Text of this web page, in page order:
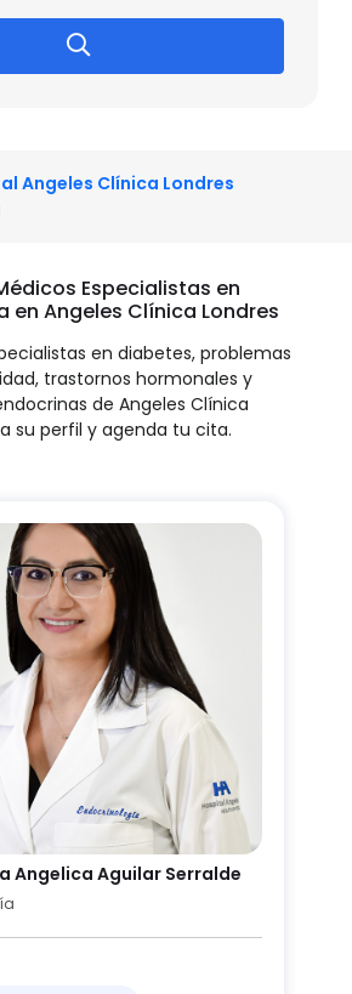
Angeles Clínica Londres
Especialistas en
en Angeles Clínica Londres
en diabetes, problemas
trastornos hormonales y
de Angeles Clínica
su perfil y agenda tu cita.
Angelica Aguilar Serralde